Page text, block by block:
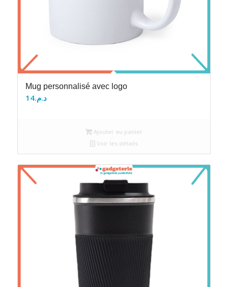
Mug personnalisé avec logo
د.م.14
Ajouter au panier
Voir les détails